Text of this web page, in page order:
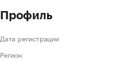
Профиль
Дата регистрации
Регион